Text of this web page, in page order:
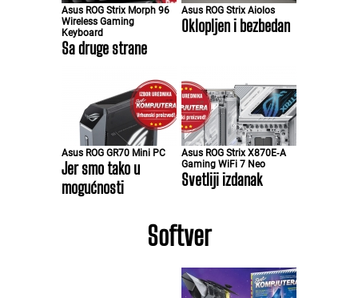
Asus ROG Strix Morph 96
Wireless Gaming
Keyboard
Sa druge strane
Asus ROG Strix Aiolos
Oklopljen i bezbedan
Asus ROG GR70 Mini PC
Jer smo tako u
mogućnosti
Asus ROG Strix X870E‑A
Gaming WiFi 7 Neo
Svetliji izdanak
Softver